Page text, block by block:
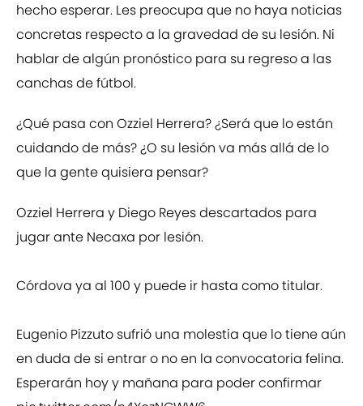
hecho esperar. Les preocupa que no haya noticias
concretas respecto a la gravedad de su lesión. Ni
hablar de algún pronóstico para su regreso a las
canchas de fútbol.
¿Qué pasa con Ozziel Herrera? ¿Será que lo están
cuidando de más? ¿O su lesión va más allá de lo
que la gente quisiera pensar?
Ozziel Herrera y Diego Reyes descartados para
jugar ante Necaxa por lesión.
Córdova ya al 100 y puede ir hasta como titular.
Eugenio Pizzuto sufrió una molestia que lo tiene aún
en duda de si entrar o no en la convocatoria felina.
Esperarán hoy y mañana para poder confirmar